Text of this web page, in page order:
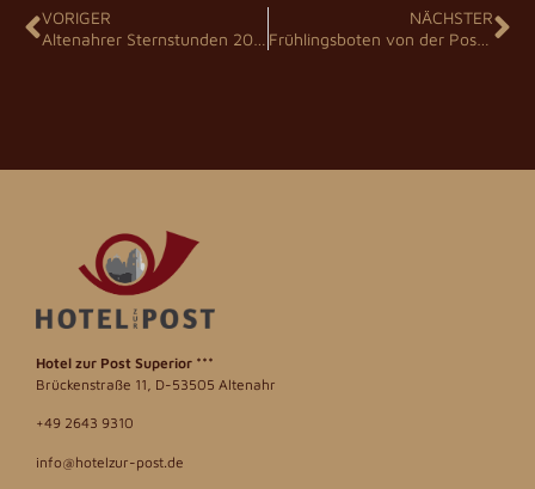
VORIGER
NÄCHSTER
Frühlingsboten von der Post 2026
Hotel zur Post Superior ***
Brückenstraße 11, D-53505 Altenahr
+49 2643 9310
info@hotelzur-post.de